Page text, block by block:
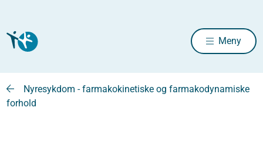
Meny
Nyresykdom - farmakokinetiske og farmakodynamiske
forhold